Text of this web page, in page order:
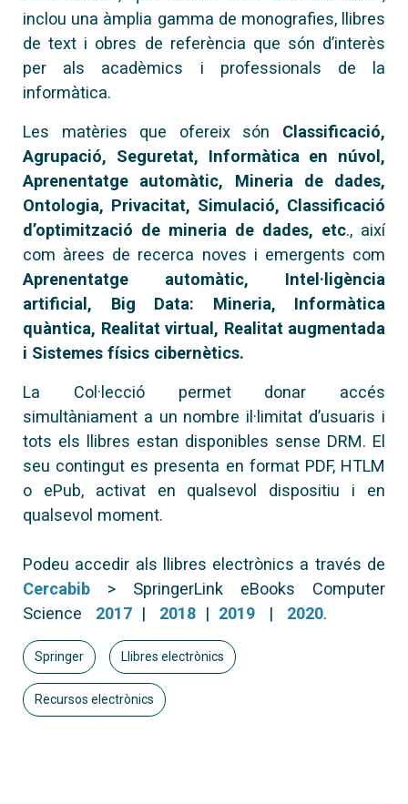
inclou una àmplia gamma de monografies, llibres
de text i obres de referència que són d’interès
per als acadèmics i professionals de la
informàtica.
Les matèries que ofereix són Classificació,
Agrupació, Seguretat, Informàtica en núvol,
Aprenentatge automàtic, Mineria de dades,
Ontologia, Privacitat, Simulació, Classificació
d’optimització de mineria de dades, etc., així
com àrees de recerca noves i emergents com
Aprenentatge automàtic, Intel·ligència
artificial, Big Data: Mineria, Informàtica
quàntica, Realitat virtual, Realitat augmentada
i Sistemes físics cibernètics.
La Col·lecció permet donar accés
simultàniament a un nombre il·limitat d’usuaris i
tots els llibres estan disponibles sense DRM. El
seu contingut es presenta en format PDF, HTLM
o ePub, activat en qualsevol dispositiu i en
qualsevol moment.
Podeu accedir als llibres electrònics a través de
Cercabib > SpringerLink eBooks Computer
Science 2017 | 2018 | 2019 | 2020.
Springer Llibres electrònics
Recursos electrònics